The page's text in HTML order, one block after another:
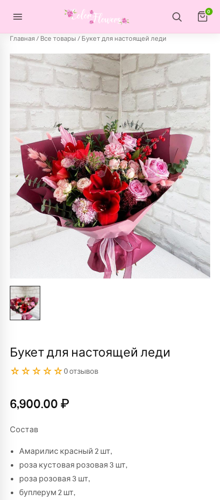
0
Главная/ Все товары / Букет для настоящей леди
Букет для настоящей леди
☆☆☆☆☆0 отзывов
6,900.00 ₽
Состав
Амарилис красный 2 шт,
роза кустовая розовая 3 шт,
роза розовая 3 шт,
буплерум 2 шт,